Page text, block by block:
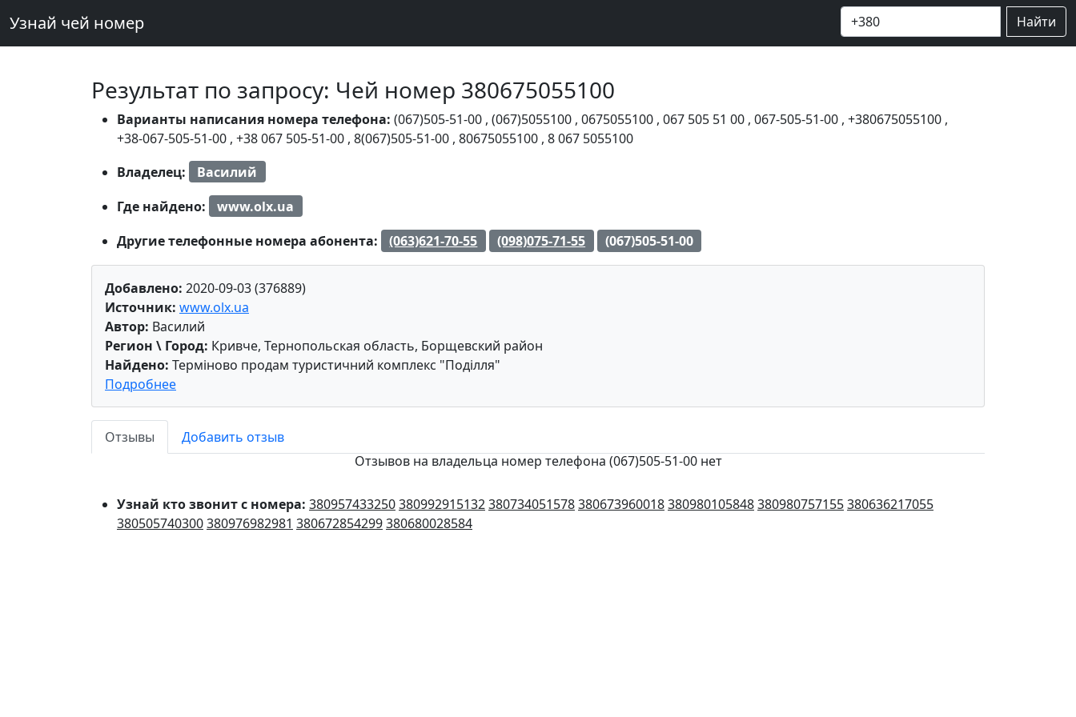
Узнай чей номер Найти
Результат по запросу: Чей номер 380675055100
Варианты написания номера телефона: (067)505-51-00 , (067)5055100 , 0675055100 , 067 505 51 00 , 067-505-51-00 , +380675055100 ,
+38-067-505-51-00 , +38 067 505-51-00 , 8(067)505-51-00 , 80675055100 , 8 067 5055100
Владелец:
Василий
Где найдено:
www.olx.ua
Другие телефонные номера абонента:
(063)621-70-55 (098)075-71-55 (067)505-51-00
Добавлено: 2020-09-03 (376889)
Источник: www.olx.ua
Автор: Василий
Регион \ Город: Кривче, Тернопольская область, Борщевский район
Найдено: Терміново продам туристичний комплекс "Поділля"
Подробнее
Отзывы
Добавить отзыв
Отзывов на владельца номер телефона (067)505-51-00 нет
Узнай кто звонит с номера: 380957433250380992915132380734051578380673960018380980105848380980757155380636217055
380505740300380976982981 380672854299380680028584